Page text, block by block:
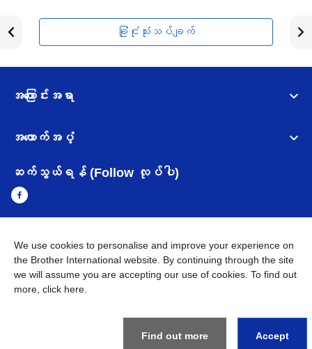
ခြုံငုံသုံးသပ်ချက်
အကြောင်းအရာ
အထောက်အပံ့
ဆက်သွယ်ရန် (Follow လုပ်ပါ)
Myanmar Brother ၏ ကမ္ဘာတစ်ဝန်းရှိ ကွန်ယက်များ
အချက်အလက်မူဝါဒ အသုံးပြုမူဝါဒ
သုံးစွဲရန် ဝက်ဆိုဒ်အညွှန်း
Brother Global ဝက်ဆိုဒ်သို့သွားရန်
BROTHER INTERNATIONAL SINGAPORE PTE. LTD. All
Rights Reserved
We use cookies to personalise and improve your experience on
the Brother International website. By continuing through the site
we will assume you are accepting our use of cookies. To find out
more, click here
Find out more Accept